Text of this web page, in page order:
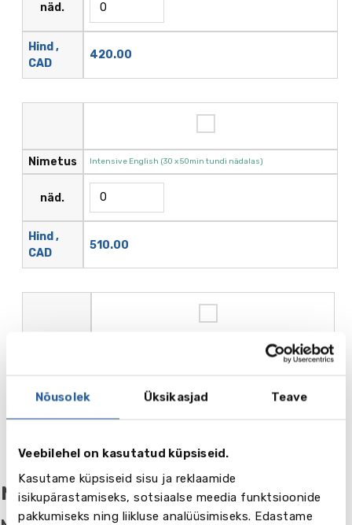
Nõusolek Üksikasjad Teave
Veebilehel on kasutatud küpsiseid.
Kasutame küpsiseid sisu ja reklaamide
isikupärastamiseks, sotsiaalse meedia funktsioonide
pakkumiseks ning liikluse analüüsimiseks. Edastame
näd.
Hind ,
CAD
420.00
Nimetus
näd.
Hind ,
CAD
Intensive English (30 x 50min tundi nädalas)
510.00
Majutus